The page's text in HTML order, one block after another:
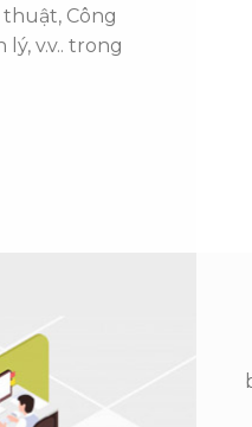
Công
v.v.. trong